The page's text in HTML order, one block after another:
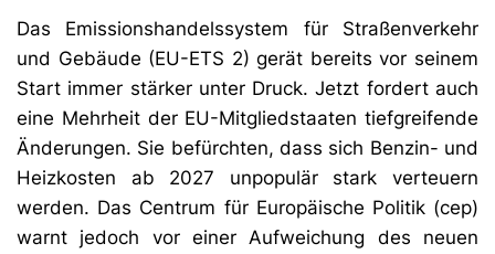
Das Emissionshandelssystem für Straßenverkehr
und Gebäude (EU-ETS 2) gerät bereits vor seinem
Start immer stärker unter Druck. Jetzt fordert auch
eine Mehrheit der EU-Mitgliedstaaten tiefgreifende
Änderungen. Sie befürchten, dass sich Benzin- und
Heizkosten ab 2027 unpopulär stark verteuern
werden. Das Centrum für Europäische Politik (cep)
warnt jedoch vor einer Aufweichung des neuen